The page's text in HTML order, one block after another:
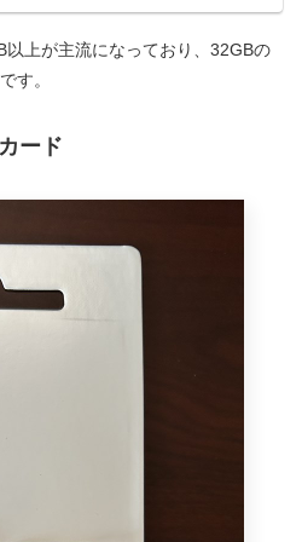
上が主流になっており、32GBの
す。
ード